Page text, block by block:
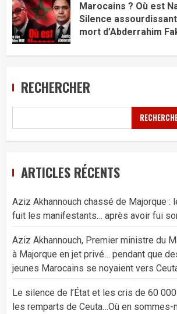
Marocains ? Où est
Silence
mort d’Abderrahim
RECHERCHER
ARTICLES RÉCENTS
Aziz Akhannouch chassé de Majorque :
fuit les manifestants… après avoir fui
Aziz Akhannouch, Premier ministre du
à Majorque en jet privé… pendant que
jeunes Marocains se noyaient vers
Le silence de l’État et les cris de 60
les remparts de Ceuta…Où en sommes-